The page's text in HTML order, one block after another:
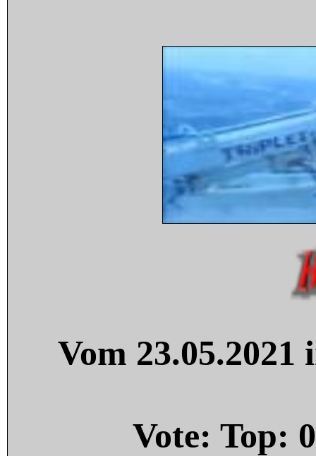
Vom
Vote: Top: 0